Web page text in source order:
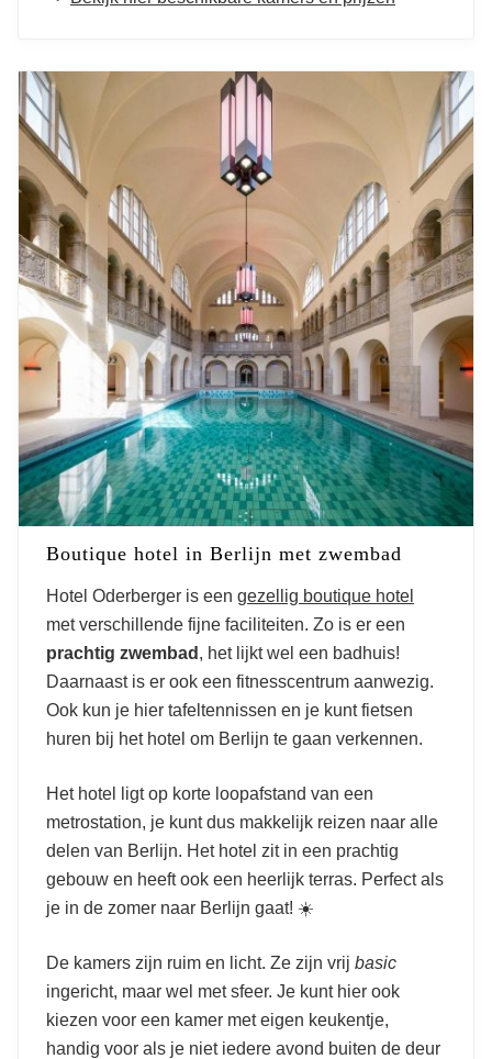
Boutique hotel in Berlijn met zwembad
Hotel Oderberger is een gezellig boutique hotel
met verschillende fijne faciliteiten. Zo is er een
prachtig zwembad , het lijkt wel een badhuis!
Daarnaast is er ook een fitnesscentrum aanwezig.
Ook kun je hier tafeltennissen en je kunt fietsen
huren bij het hotel om Berlijn te gaan verkennen.
Het hotel ligt op korte loopafstand van een
metrostation, je kunt dus makkelijk reizen naar alle
delen van Berlijn. Het hotel zit in een prachtig
gebouw en heeft ook een heerlijk terras. Perfect als
je in de zomer naar Berlijn gaat! ☀️
De kamers zijn ruim en licht. Ze zijn vrij basic
ingericht, maar wel met sfeer. Je kunt hier ook
kiezen voor een kamer met eigen keukentje,
handig voor als je niet iedere avond buiten de deur